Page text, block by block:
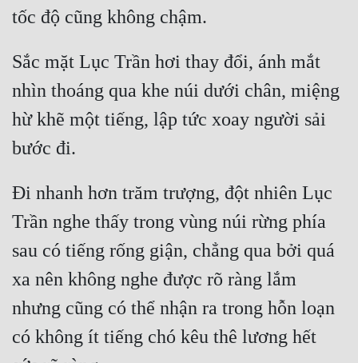
Sắc mặt Lục Trần hơi thay đổi, ánh mắt
nhìn thoáng qua khe núi dưới chân, miệng
hừ khẽ một tiếng, lập tức xoay người sải
Đi nhanh hơn trăm trượng, đột nhiên Lục
Trần nghe thấy trong vùng núi rừng phía
sau có tiếng rống giận, chẳng qua bởi quá
xa nên không nghe được rõ ràng lắm
nhưng cũng có thể nhận ra trong hỗn loạn
có không ít tiếng chó kêu thê lương hết